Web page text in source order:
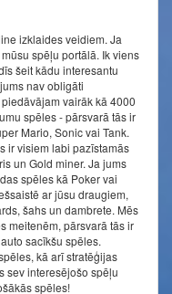
izklaides veidiem. Ja
spēļu portālā. Ik viens
šeit kādu interesantu
nav obligāti
vairāk kā 4000
spēles - pārsvarā tās ir
Mario, Sonic vai Tank.
ir visiem labi pazīstamās
un Gold miner. Ja jums
spēles kā Poker vai
ar jūsu draugiem,
šahs un dambrete. Mēs
meitenēm, pārsvarā tās ir
sacīkšu spēles.
kā arī stratēģijas
sev interesējošo spēļu
spēles!